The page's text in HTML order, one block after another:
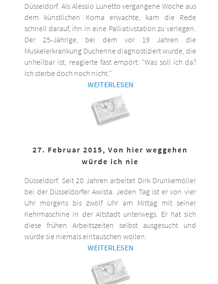
Düsseldorf. Als Alessio Lunetto vergangene Woche aus
dem künstlichen Koma erwachte, kam die Rede
schnell darauf, ihn in eine Palliativstation zu verlegen.
Der 25-Jährige, bei dem vor 19 Jahren die
Muskelerkrankung Duchenne diagnostiziert wurde, die
unheilbar ist, reagierte fast empört: "Was soll ich da?
Ich sterbe doch noch nicht."
WEITERLESEN
27. Februar 2015, Von hier weggehen
würde ich nie
Düsseldorf. Seit 20 Jahren arbeitet Dirk Drunkemöller
bei der Düsseldorfer Awista. Jeden Tag ist er von vier
Uhr morgens bis zwölf Uhr am Mittag mit seiner
Kehrmaschine in der Altstadt unterwegs. Er hat sich
diese frühen Arbeitszeiten selbst ausgesucht und
würde sie niemals eintauschen wollen.
WEITERLESEN